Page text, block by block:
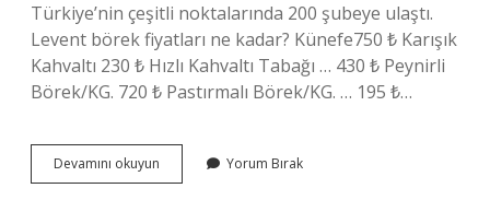
Türkiye’nin çeşitli noktalarında 200 şubeye ulaştı.
Levent börek fiyatları ne kadar? Künefe750 ₺ Karışık
Kahvaltı 230 ₺ Hızlı Kahvaltı Tabağı … 430 ₺ Peynirli
Börek/KG. 720 ₺ Pastırmalı Börek/KG. … 195 ₺…
Devamını okuyun
Börek
Yorum Bırak